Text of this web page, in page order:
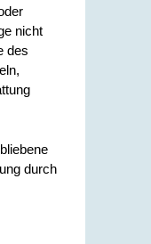
nicht
des
durch